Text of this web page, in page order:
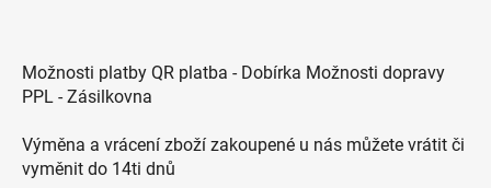
Možnosti platby QR platba - Dobírka Možnosti dopravy
PPL - Zásilkovna
Výměna a vrácení zboží zakoupené u nás můžete vrátit či
vyměnit do 14ti dnů